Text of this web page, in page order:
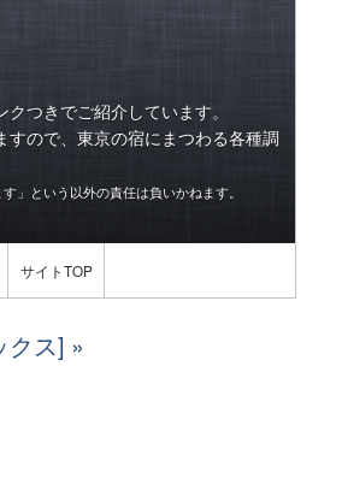
つきでご紹介しています。
すので、東京の宿にまつわる各種調
」という以外の責任は負いかねます。
サイトTOP
クス]